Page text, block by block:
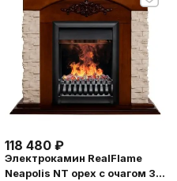
118 480 ₽
Электрокамин RealFlame
Neapolis NT орех с очагом 3D